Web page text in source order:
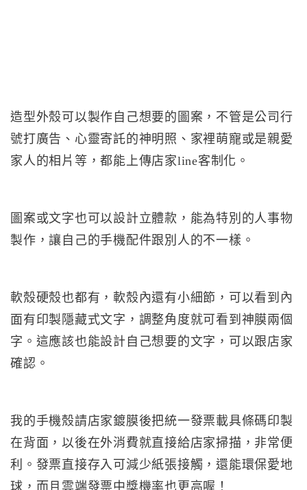
造型外殼可以製作自己想要的圖案，不管是公司行
號打廣告、心靈寄託的神明照、家裡萌寵或是親愛
家人的相片等，都能上傳店家line客制化。
圖案或文字也可以設計立體款，能為特別的人事物
製作，讓自己的手機配件跟別人的不一樣。
軟殼硬殼也都有，軟殼內還有小細節，可以看到內
面有印製隱藏式文字，調整角度就可看到神膜兩個
字。這應該也能設計自己想要的文字，可以跟店家
確認。
我的手機殼請店家鍍膜後把統一發票載具條碼印製
在背面，以後在外消費就直接給店家掃描，非常便
利。發票直接存入可減少紙張接觸，還能環保愛地
球，而且雲端發票中獎機率也更高喔！